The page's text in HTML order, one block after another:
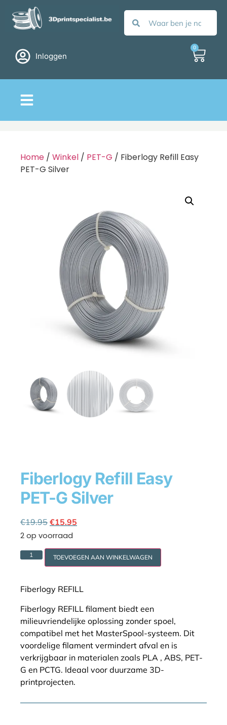
Inloggen
0
Home / Winkel / PET-G / Fiberlogy Refill Easy
PET-G Silver
Fiberlogy Refill Easy
PET-G Silver
€19.95 €15.95
2 op voorraad
TOEVOEGEN AAN WINKELWAGEN
Fiberlogy REFILL
Fiberlogy REFILL filament biedt een
milieuvriendelijke oplossing zonder spoel,
compatibel met het MasterSpool-systeem. Dit
voordelige filament vermindert afval en is
verkrijgbaar in materialen zoals PLA , ABS, PET-
G en PCTG. Ideaal voor duurzame 3D-
printprojecten.